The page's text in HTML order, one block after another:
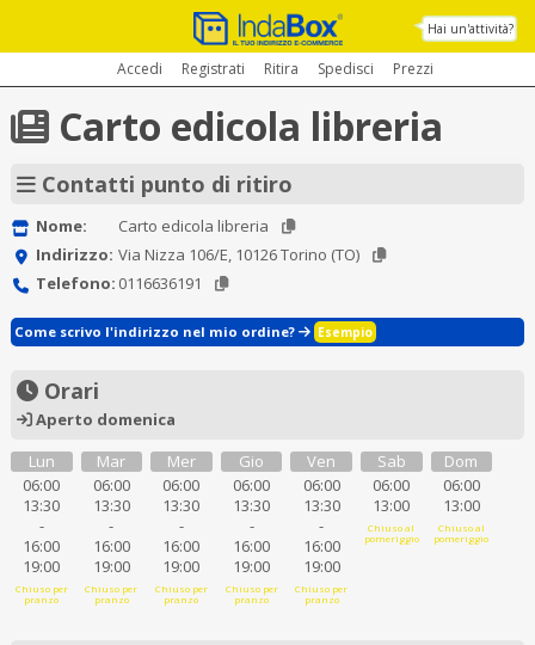
Hai un'attività?
Accedi Registrati Ritira Spedisci Prezzi
Carto edicola libreria
Contatti punto di ritiro
Nome:
Carto edicola libreria
Indirizzo: Via Nizza 106/E, 10126 Torino (TO)
Telefono: 0116636191
Come scrivo l'indirizzo nel mio ordine? Esempio
Orari
Aperto domenica
Lun
06:00
13:30
-
16:00
19:00
Chiuso per
pranzo
Mar
06:00
13:30
-
16:00
19:00
Chiuso per
pranzo
Mer
06:00
13:30
-
16:00
19:00
Chiuso per
pranzo
Gio
06:00
13:30
-
16:00
19:00
Chiuso per
pranzo
Ven
06:00
13:30
-
16:00
19:00
Chiuso per
pranzo
Sab
06:00
13:00
Chiuso al
pomeriggio
Dom
06:00
13:00
Chiuso al
pomeriggio